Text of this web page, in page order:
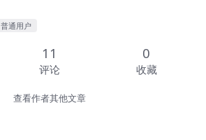
普通用户
11
评论
0
收藏
查看作者其他文章